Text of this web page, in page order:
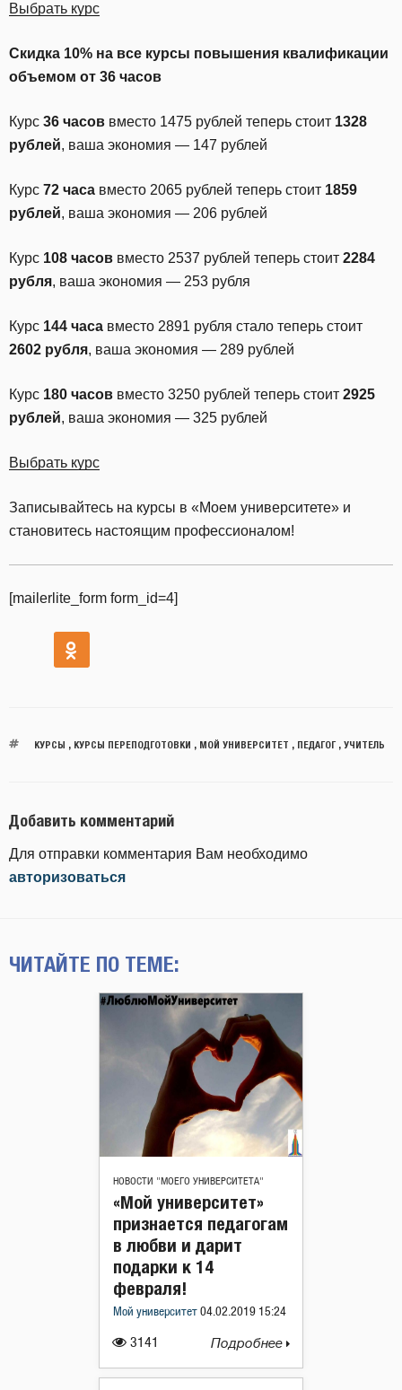
Выбрать курс
Скидка 10% на все курсы повышения квалификации
объемом от 36 часов
Курс 36 часов вместо 1475 рублей теперь стоит 1328
рублей, ваша экономия — 147 рублей
Курс 72 часа вместо 2065 рублей теперь стоит 1859
рублей, ваша экономия — 206 рублей
Курс 108 часов вместо 2537 рублей теперь стоит 2284
рубля, ваша экономия — 253 рубля
Курс 144 часа вместо 2891 рубля стало теперь стоит
2602 рубля, ваша экономия — 289 рублей
Курс 180 часов вместо 3250 рублей теперь стоит 2925
рублей, ваша экономия — 325 рублей
Выбрать курс
Записывайтесь на курсы в «Моем университете» и
становитесь настоящим профессионалом!
[mailerlite_form form_id=4]
КУРСЫ , КУРСЫ ПЕРЕПОДГОТОВКИ , МОЙ УНИВЕРСИТЕТ , ПЕДАГОГ, УЧИТЕЛЬ
Добавить комментарий
Для отправки комментария Вам необходимо
авторизоваться
ЧИТАЙТЕ ПО ТЕМЕ:
НОВОСТИ "МОЕГО УНИВЕРСИТЕТА"
3141
«Мой университет»
признается педагогам
в любви и дарит
подарки к 14
февраля!
Мой университет 04.02.2019 15:24
Подробнее